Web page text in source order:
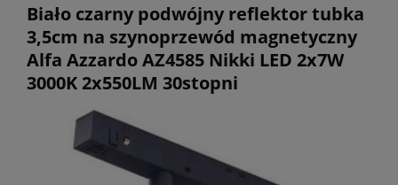
Biało czarny podwójny reflektor tubka
3,5cm na szynoprzewód magnetyczny
Alfa Azzardo AZ4585 Nikki LED 2x7W
3000K 2x550LM 30stopni